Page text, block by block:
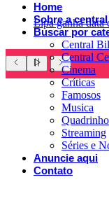
Lipa ganha data
Home
Sobre a central
Buscar por
Central
Central
Cinema
Críticas
Famosos
Musica
Streaming
Séries e
Anuncie aqui
Contato